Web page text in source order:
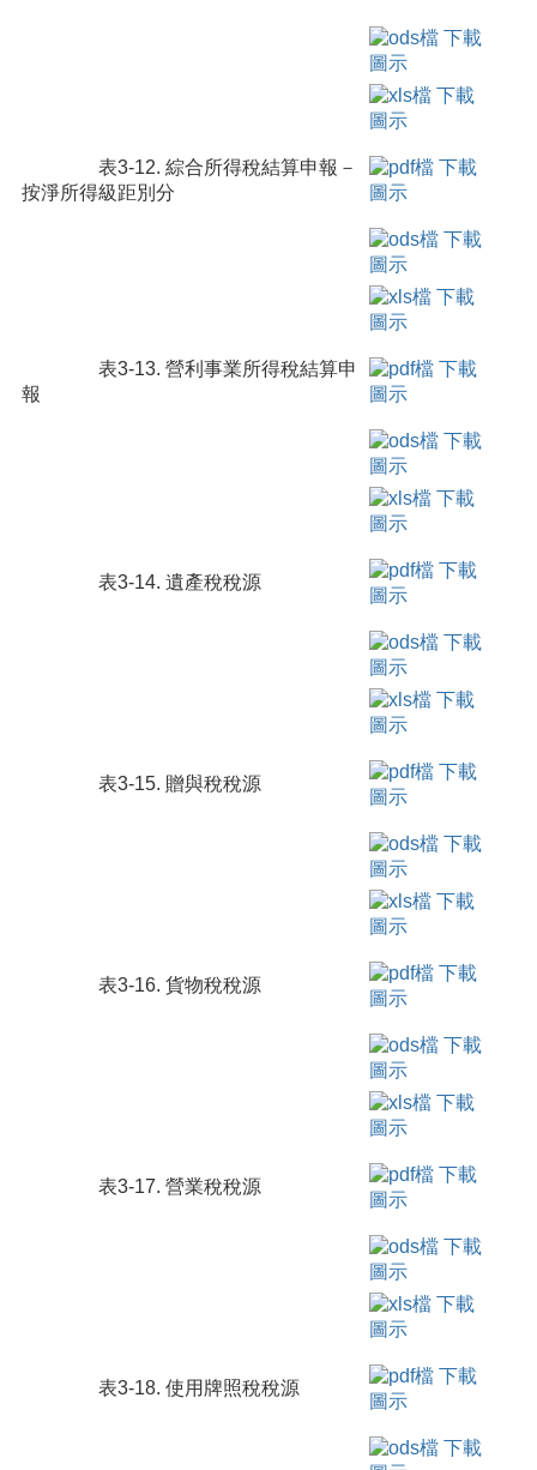
表3-12. 綜合所得稅結算申報－
按淨所得級距別分
表3-13. 營利事業所得稅結算申
報
表3-14. 遺產稅稅源
表3-15. 贈與稅稅源
表3-16. 貨物稅稅源
表3-17. 營業稅稅源
表3-18. 使用牌照稅稅源